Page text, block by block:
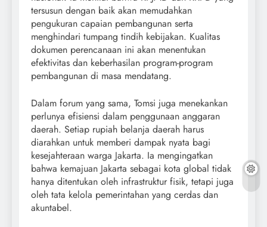
tersusun dengan baik akan memudahkan
pengukuran capaian pembangunan serta
menghindari tumpang tindih kebijakan. Kualitas
dokumen perencanaan ini akan menentukan
efektivitas dan keberhasilan program-program
pembangunan di masa mendatang.
Dalam forum yang sama, Tomsi juga menekankan
perlunya efisiensi dalam penggunaan anggaran
daerah. Setiap rupiah belanja daerah harus
diarahkan untuk memberi dampak nyata bagi
kesejahteraan warga Jakarta. Ia mengingatkan
bahwa kemajuan Jakarta sebagai kota global tidak
hanya ditentukan oleh infrastruktur fisik, tetapi juga
oleh tata kelola pemerintahan yang cerdas dan
akuntabel.